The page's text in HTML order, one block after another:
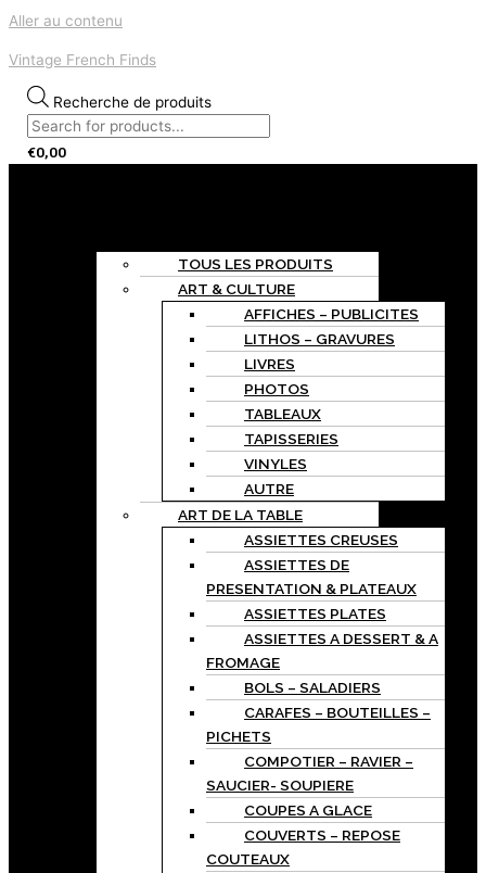
Aller au contenu
Vintage French Finds
Recherche de produits
€0,00
TOUS LES PRODUITS
ART & CULTURE
AFFICHES – PUBLICITES
LITHOS – GRAVURES
LIVRES
PHOTOS
TABLEAUX
TAPISSERIES
VINYLES
AUTRE
ART DE LA TABLE
ASSIETTES CREUSES
ASSIETTES DE
PRESENTATION & PLATEAUX
ASSIETTES PLATES
ASSIETTES A DESSERT & A
FROMAGE
BOLS – SALADIERS
CARAFES – BOUTEILLES –
PICHETS
COMPOTIER – RAVIER –
SAUCIER- SOUPIERE
COUPES A GLACE
COUVERTS – REPOSE
COUTEAUX